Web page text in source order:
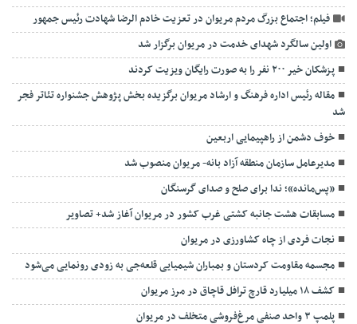
فیلم؛ اجتماع بزرگ مردم مریوان در تعزیت خادم الرضا شهادت رئیس جمهور
اولین سالگرد شهدای خدمت در مریوان برگزار شد
پزشکان خیر ۲۰۰ نفر را به صورت رایگان ویزیت کردند
مقاله رئیس اداره فرهنگ و ارشاد مریوان برگزیده بخش پژوهش جشنواره تئاتر فجر
شد
خوف دشمن از راهپیمایی اربعین
مدیرعامل سازمان منطقه آزاد بانه- مریوان منصوب شد
«پس‌مانده»؛ ندا برای صلح و صدای گرسنگان
مسابقات هشت جانبه کشتی غرب کشور در مریوان آغاز شد+ تصاویر
نجات فردی از چاه کشاورزی در مریوان
مجسمه مقاومت کردستان و بمباران شیمیایی قلعه‌جی به زودی رونمایی می‌شود
کشف ۱۸ میلیارد قارچ ترافل قاچاق در مرز مریوان
پلمپ ۳ واحد صنفی مرغ‌فروشی متخلف در مریوان